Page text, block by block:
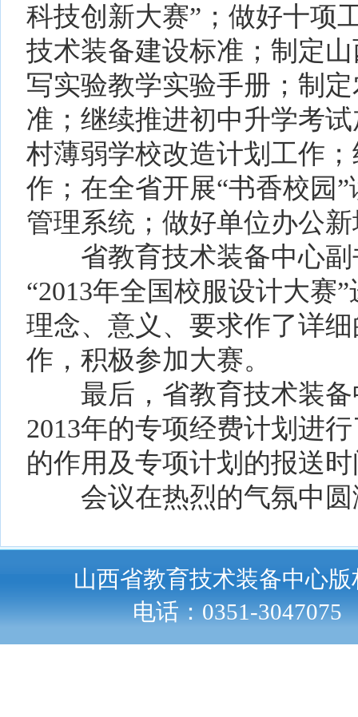
科技创新大赛”；做好十项
技术装备建设标准；制定
写实验教学实验手册；制
准；继续推进初中升学考
村薄弱学校改造计划工作
作；在全省开展“书香校园
管理系统；做好单位办公
省教育技术装备中心副
“2013年全国校服设计大赛
理念、意义、要求作了详
作，积极参加大赛。
最后，省教育技术装备
2013年的专项经费计划进
的作用及专项计划的报送
会议在热烈的气氛中圆
山西省教育技术装备中心
电话：0351-